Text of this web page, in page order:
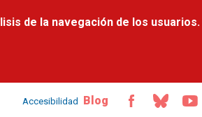
contenido
de la navegación de los usuarios.
Accesibilidad Blog